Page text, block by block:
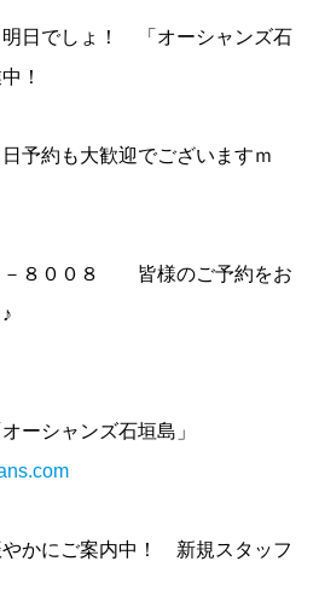
日でしょ！ 「オーシャンズ石
！
予約も大歓迎でございますｍ
－８００８ 皆様のご予約をお
ーシャンズ石垣島」
かにご案内中！ 新規スタッフ